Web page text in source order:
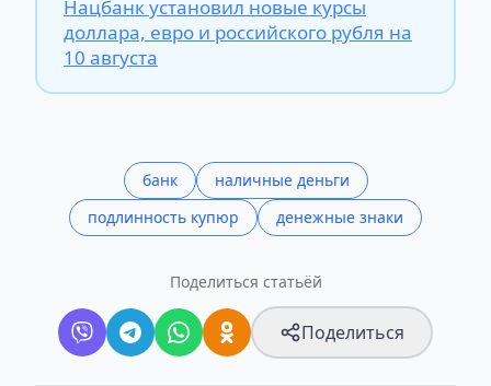
Нацбанк установил новые курсы
доллара, евро и российского рубля на
10 августа
банк
наличные деньги
подлинность купюр
денежные знаки
Поделиться статьёй
Поделиться